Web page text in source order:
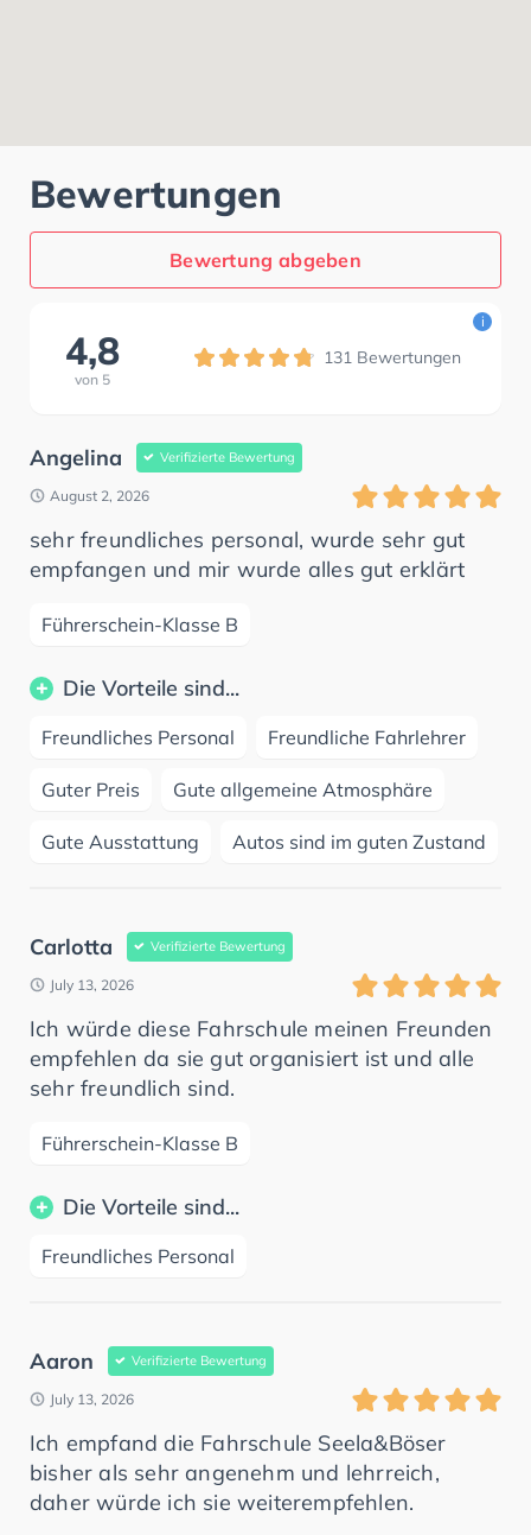
Bewertungen
Bewertung abgeben
4,8
von 5
131 Bewertungen
i
Angelina Verifizierte Bewertung
August 2, 2026
sehr freundliches personal, wurde sehr gut
empfangen und mir wurde alles gut erklärt
Führerschein-Klasse B
Die Vorteile sind...
Freundliches Personal Freundliche Fahrlehrer
Guter Preis Gute allgemeine Atmosphäre
Gute Ausstattung Autos sind im guten Zustand
Carlotta Verifizierte Bewertung
July 13, 2026
Ich würde diese Fahrschule meinen Freunden
empfehlen da sie gut organisiert ist und alle
sehr freundlich sind.
Führerschein-Klasse B
Die Vorteile sind...
Freundliches Personal
Aaron Verifizierte Bewertung
July 13, 2026
Ich empfand die Fahrschule Seela&Böser
bisher als sehr angenehm und lehrreich,
daher würde ich sie weiterempfehlen.